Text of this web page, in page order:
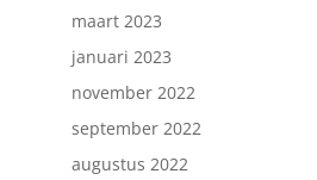
maart 2023
januari 2023
november 2022
september 2022
augustus 2022